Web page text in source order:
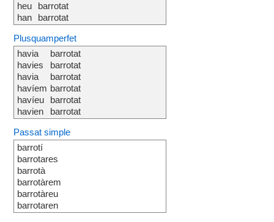
heu
han
barrotat
barrotat
Plusquamperfet
havia
havies
havia
havíem
havíeu
havien
barrotat
barrotat
barrotat
barrotat
barrotat
barrotat
Passat simple
barrotí
barrotares
barrotà
barrotàrem
barrotàreu
barrotaren